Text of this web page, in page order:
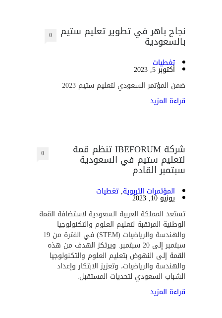
نجاح باهر في تطوير تعليم ستيم
بالسعودية 0
تغطيات
أكتوبر 5, 2023
ضمن المؤتمر السعودي لتعليم ستيم 2023
قراءة المزيد
شركة IBEFORUM تنظم قمة
لتعليم ستيم في السعودية
سبتمبر القادم
0
المؤتمرات التربوية,تغطيات
يونيو 10, 2023
تستعد المملكة العربية السعودية لاستضافة القمة
الوطنية المرتقبة لتعليم العلوم والتكنولوجيا
والهندسة والرياضيات (STEM) في الفترة من 19
سبتمبر إلى 20 سبتمبر. ويرتكز الهدف من هذه
القمة إلى النهوض بتعليم العلوم والتكنولوجيا
والهندسة والرياضيات، وتعزيز الابتكار وإعداد
الشباب السعودي لتحديات المستقبل.
قراءة المزيد